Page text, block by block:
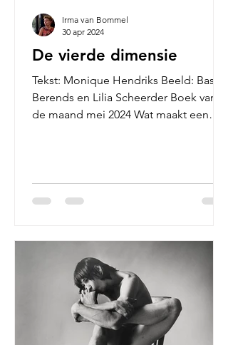
De vierde dimensie
Tekst: Monique Hendriks Beeld: Bas
Berends en Lilia Scheerder Boek van
de maand mei 2024 Wat maakt een
Irma van Bommel
30 apr 2024